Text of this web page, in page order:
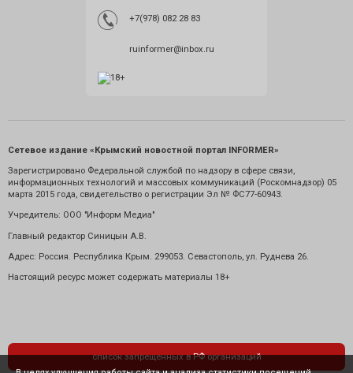
+7(978) 082 28 83
ruinformer@inbox.ru
Сетевое издание «Крымский новостной портал INFORMER»
Зарегистрировано Федеральной службой по надзору в сфере связи,
информационных технологий и массовых коммуникаций (Роскомнадзор) 05
марта 2015 года, свидетельство о регистрации Эл № ФС77-60943.
Учредитель: ООО "Информ Медиа"
Главный редактор Синицын А.В.
Адрес: Россия. Республика Крым. 299053. Севастополь, ул. Руднева 26.
Настоящий ресурс может содержать материалы 18+
список запрещенных в РФ организаций